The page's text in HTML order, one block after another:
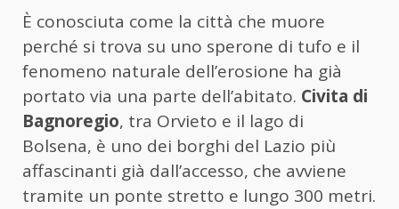
È conosciuta come la città che muore
perché si trova su uno sperone di tufo e il
fenomeno naturale dell’erosione ha già
portato via una parte dell’abitato. Civita di
Bagnoregio, tra Orvieto e il lago di
Bolsena, è uno dei borghi del Lazio più
affascinanti già dall’accesso, che avviene
tramite un ponte stretto e lungo 300 metri.